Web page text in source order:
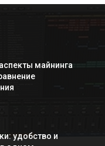
майнинга
удобство и